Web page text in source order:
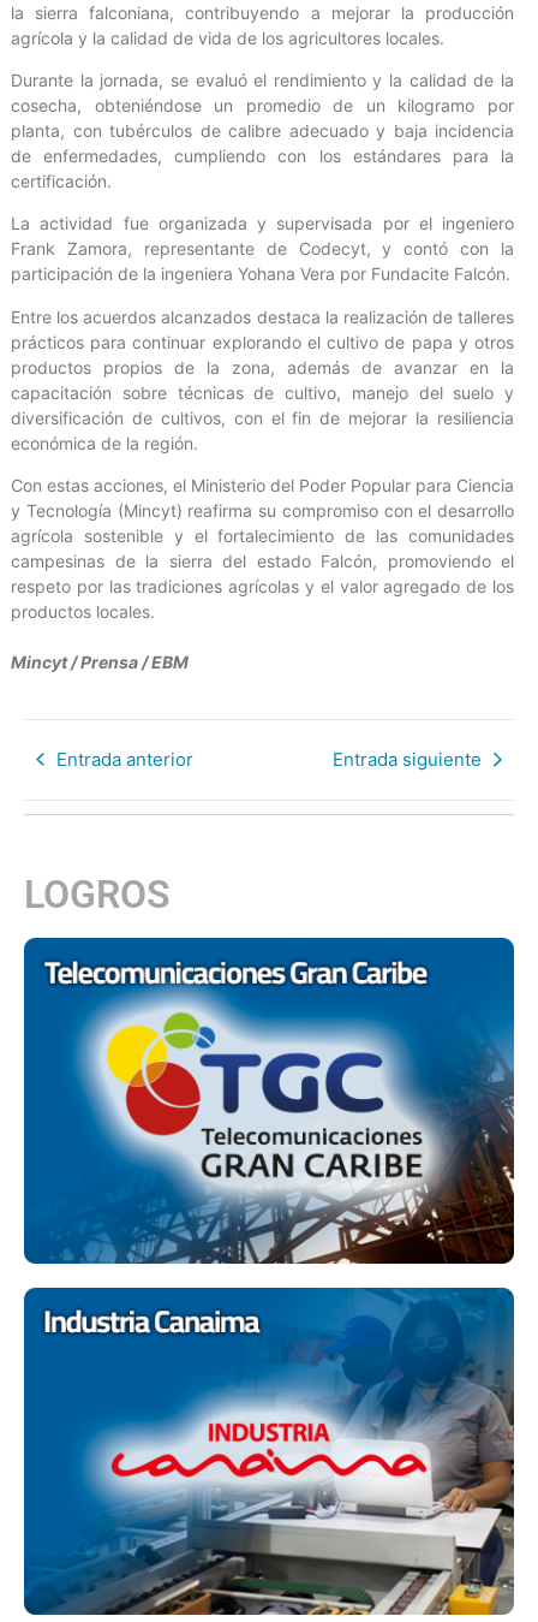
la sierra falconiana, contribuyendo a mejorar la producción
agrícola y la calidad de vida de los agricultores locales.
Durante la jornada, se evaluó el rendimiento y la calidad de la
cosecha, obteniéndose un promedio de un kilogramo por
planta, con tubérculos de calibre adecuado y baja incidencia
de enfermedades, cumpliendo con los estándares para la
certificación.
La actividad fue organizada y supervisada por el ingeniero
Frank Zamora, representante de Codecyt, y contó con la
participación de la ingeniera Yohana Vera por Fundacite Falcón.
Entre los acuerdos alcanzados destaca la realización de talleres
prácticos para continuar explorando el cultivo de papa y otros
productos propios de la zona, además de avanzar en la
capacitación sobre técnicas de cultivo, manejo del suelo y
diversificación de cultivos, con el fin de mejorar la resiliencia
económica de la región.
Con estas acciones, el Ministerio del Poder Popular para Ciencia
y Tecnología (Mincyt) reafirma su compromiso con el desarrollo
agrícola sostenible y el fortalecimiento de las comunidades
campesinas de la sierra del estado Falcón, promoviendo el
respeto por las tradiciones agrícolas y el valor agregado de los
productos locales.
Mincyt / Prensa / EBM
Entrada anterior Entrada siguiente
LOGROS